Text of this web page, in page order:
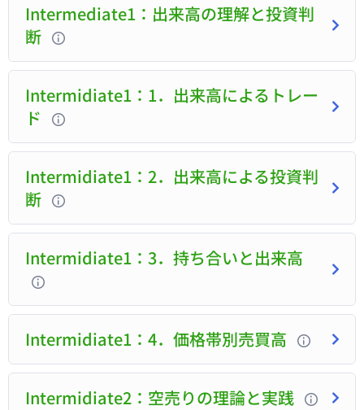
Intermediate1：出来高の理解と投資判
断
Intermidiate1：1．出来⾼によるトレー
ド
Intermidiate1：2．出来高による投資判
断
Intermidiate1：3．持ち合いと出来高
Intermidiate1：4．価格帯別売買高
Intermidiate2：空売りの理論と実践